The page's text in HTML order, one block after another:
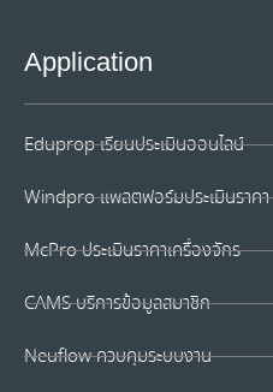
Application
Eduprop เรียนประเมินออนไลน์
Windpro แพลตฟอร์มประเมินราคา
McPro ประเมินราคาเครื่องจักร
CAMS บริการข้อมูลสมาชิก
Neuflow ควบคุมระบบงาน